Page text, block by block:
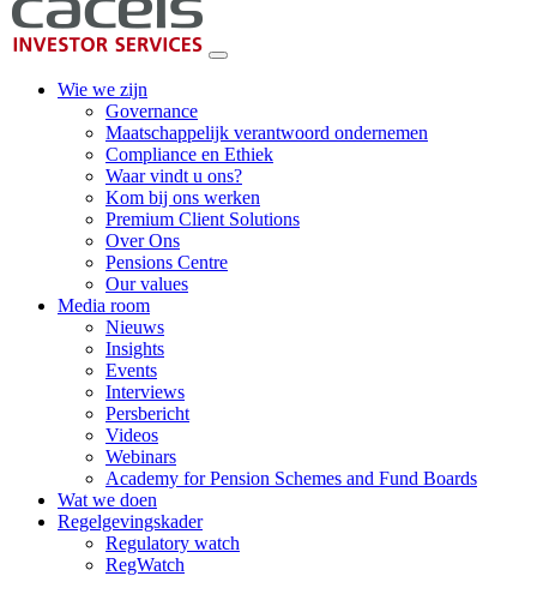
Wie we zijn
Governance
Maatschappelijk verantwoord ondernemen
Compliance en Ethiek
Waar vindt u ons?
Kom bij ons werken
Premium Client Solutions
Over Ons
Pensions Centre
Our values
Media room
Nieuws
Insights
Events
Interviews
Persbericht
Videos
Webinars
Academy for Pension Schemes and Fund Boards
Wat we doen
Regelgevingskader
Regulatory watch
RegWatch